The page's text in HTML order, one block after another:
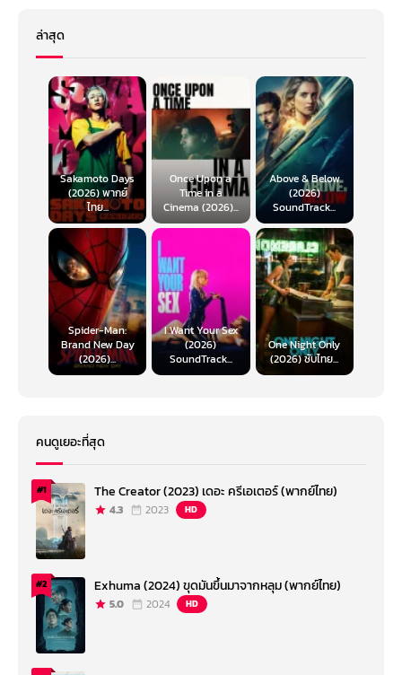
ล่าสุด
Sakamoto Days
(2026) พากย์
ไทย...
Once Upon a
Time in a
Cinema (2026)...
Above & Below
(2026)
SoundTrack...
Spider-Man:
Brand New Day
(2026)...
I Want Your Sex
(2026)
SoundTrack...
One Night Only
(2026) ซับไทย...
คนดูเยอะที่สุด
#1 The Creator (2023) เดอะ ครีเอเตอร์ (พากย์ไทย)
4.3 2023 HD
#2 Exhuma (2024) ขุดมันขึ้นมาจากหลุม (พากย์ไทย)
5.0 2024 HD